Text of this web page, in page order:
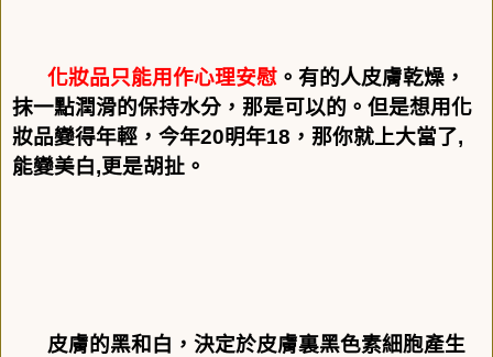
化妝品只能用作心理安慰 。有的人皮膚乾燥，
抹一點潤滑的保持水分，那是可以的。但是想用化
妝品變得年輕，今年20明年18 ，那你就上大當了,
能變美白,更是胡扯。
皮膚的黑和白，決定於皮膚裏黑色素細胞產生